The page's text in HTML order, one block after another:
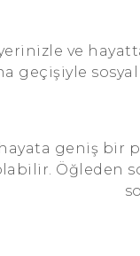
ve
geçişiyle
geniş bir
Öğleden